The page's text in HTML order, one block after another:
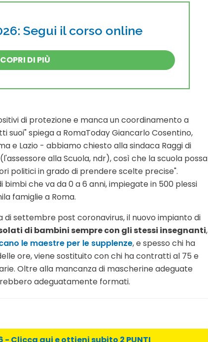
Segui il corso online
DI PIÙ
di protezione e manca un coordinamento a
suoi" spiega a RomaToday Giancarlo Cosentino,
e Lazio - abbiamo chiesto alla sindaca Raggi di
alla Scuola, ndr), così che la scuola possa
politici in grado di prendere scelte precise".
che va da 0 a 6 anni, impiegate in 500 plessi
famiglie a Roma.
settembre post coronavirus, il nuovo impianto di
di bambini sempre con gli stessi insegnanti,
le maestre per le supplenze, e spesso chi ha
ore, viene sostituito con chi ha contratti al 75 e
Oltre alla mancanza di mascherine adeguate
adeguatamente formati.
- Clicca qui e ottieni subito 2 PUNTI